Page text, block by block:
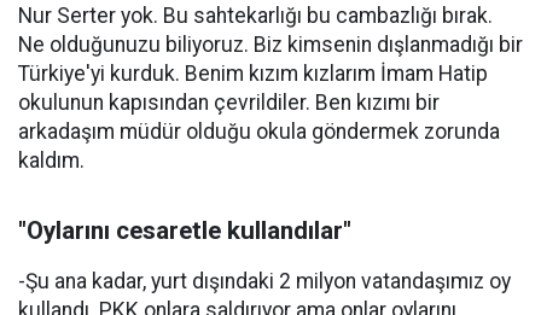
Nur Serter yok. Bu sahtekarlığı bu cambazlığı bırak.
Ne olduğunuzu biliyoruz. Biz kimsenin dışlanmadığı bir
Türkiye'yi kurduk. Benim kızım kızlarım İmam Hatip
okulunun kapısından çevrildiler. Ben kızımı bir
arkadaşım müdür olduğu okula göndermek zorunda
kaldım.
"Oylarını cesaretle kullandılar"
-Şu ana kadar, yurt dışındaki 2 milyon vatandaşımız oy
kullandı. PKK onlara saldırıyor ama onlar oylarını